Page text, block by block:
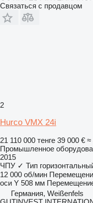
Связаться с продавцом
2
Hurco VMX 24i
21 110 000 тенге 39 000 € ≈
Промышленное
2015
ЧПУ ✓ Тип
12 000 об/мин
оси Y 508 мм
Германия, Weißenfels